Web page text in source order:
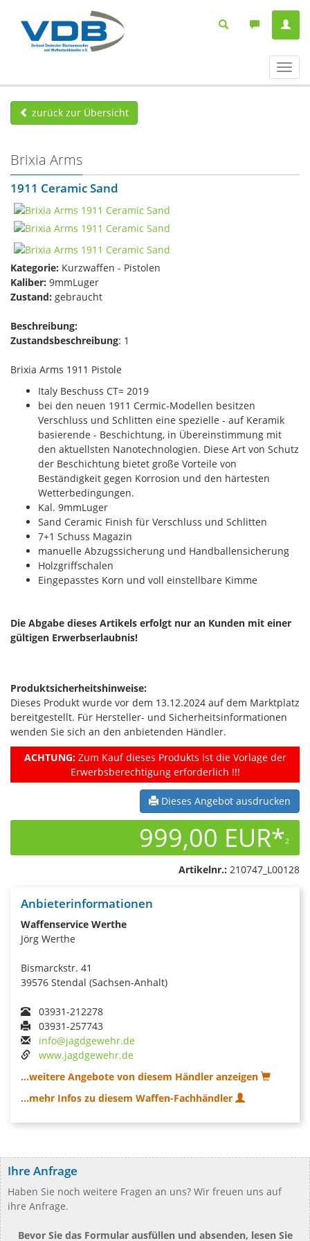
ein-/
zurück zur Übersicht
Brixia Arms
1911 Ceramic Sand
Kategorie: Kurzwaffen - Pistolen
Kaliber: 9mmLuger
Zustand: gebraucht
Beschreibung:
Zustandsbeschreibung: 1
Brixia Arms 1911 Pistole
Italy Beschuss CT= 2019
bei den neuen 1911 Cermic-Modellen besitzen
Verschluss und Schlitten eine spezielle - auf Keramik
basierende - Beschichtung, in Übereinstimmung mit
den aktuellsten Nanotechnologien. Diese Art von Schutz
der Beschichtung bietet große Vorteile von
Beständigkeit gegen Korrosion und den härtesten
Wetterbedingungen.
Kal. 9mmLuger
Sand Ceramic Finish für Verschluss und Schlitten
7+1 Schuss Magazin
manuelle Abzugssicherung und Handballensicherung
Holzgriffschalen
Eingepasstes Korn und voll einstellbare Kimme
Die Abgabe dieses Artikels erfolgt nur an Kunden mit einer
gültigen Erwerbserlaubnis!
Produktsicherheitshinweise:
Dieses Produkt wurde vor dem 13.12.2024 auf dem Marktplatz
bereitgestellt. Für Hersteller- und Sicherheitsinformationen
wenden Sie sich an den anbietenden Händler.
ACHTUNG:Zum Kauf dieses Produkts ist die Vorlage der
Erwerbsberechtigung erforderlich !!!
Dieses Angebot ausdrucken
999,00 EUR*2
Artikelnr.: 210747_L00128
Anbieterinformationen
Waffenservice Werthe
Jörg Werthe
Bismarckstr. 41
39576 Stendal (Sachsen-Anhalt)
03931-212278
03931-257743
info@jagdgewehr.de
www.jagdgewehr.de
...weitere Angebote von diesem Händler anzeigen
...mehr Infos zu diesem Waffen-Fachhändler
Ihre Anfrage
Haben Sie noch weitere Fragen an uns? Wir freuen uns auf
ihre Anfrage.
Bevor Sie das Formular ausfüllen und absenden, lesen Sie